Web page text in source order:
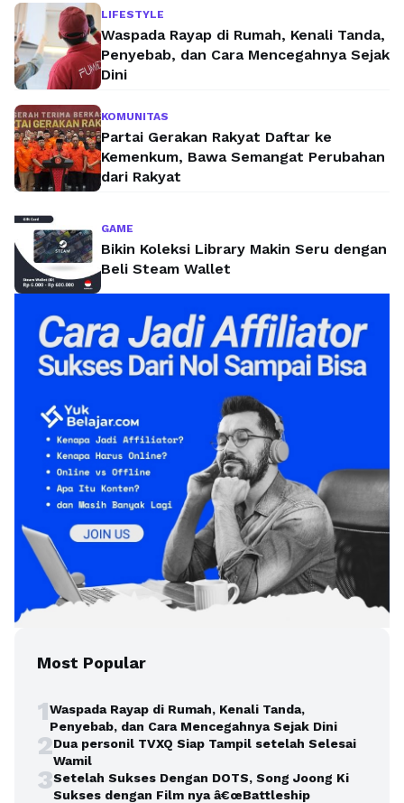
LIFESTYLE
Waspada Rayap di Rumah, Kenali Tanda,
Penyebab, dan Cara Mencegahnya Sejak
Dini
KOMUNITAS
Partai Gerakan Rakyat Daftar ke
Kemenkum, Bawa Semangat Perubahan
dari Rakyat
GAME
Bikin Koleksi Library Makin Seru dengan
Beli Steam Wallet
Most Popular
1Waspada Rayap di Rumah, Kenali Tanda,
Penyebab, dan Cara Mencegahnya Sejak Dini
2Dua personil TVXQ Siap Tampil setelah Selesai
Wamil
3Setelah Sukses Dengan DOTS, Song Joong Ki
Sukses dengan Film nya â€œBattleship